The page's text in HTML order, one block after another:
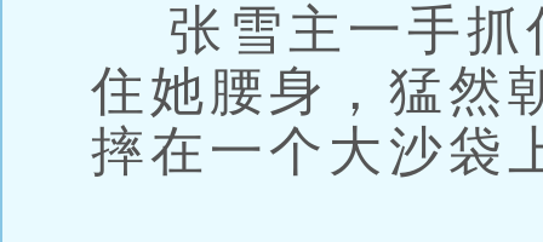
张雪主一手抓
住她腰身，猛然
摔在一个大沙袋